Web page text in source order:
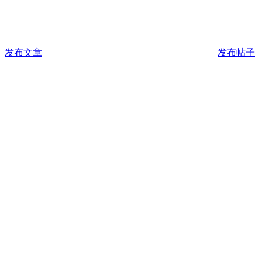
发布文章 发布帖子